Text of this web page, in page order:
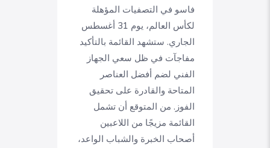
فاسو في التصفيات المؤهلة
لكأس العالم، يوم 31 أغسطس
الجاري. ستشهد القائمة بالتأكيد
مفاجآت في ظل سعي الجهاز
الفني لضم أفضل العناصر
المتاحة والقادرة على تحقيق
الفوز. من المتوقع أن تشمل
القائمة مزيجًا من اللاعبين
أصحاب الخبرة والشباب الواعد،